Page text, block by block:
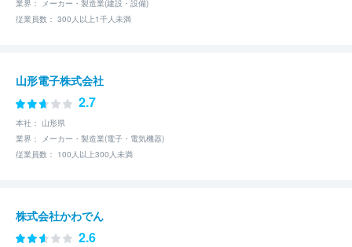
業界： メーカー・製造業(建設・設備)
従業員数： 300人以上1千人未満
山形電子株式会社
2.7
本社： 山形県
業界： メーカー・製造業(電子・電気機器)
従業員数： 100人以上300人未満
株式会社かわでん
2.6